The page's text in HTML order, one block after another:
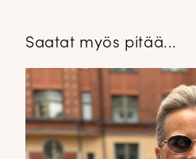
Saatat myös pitää...